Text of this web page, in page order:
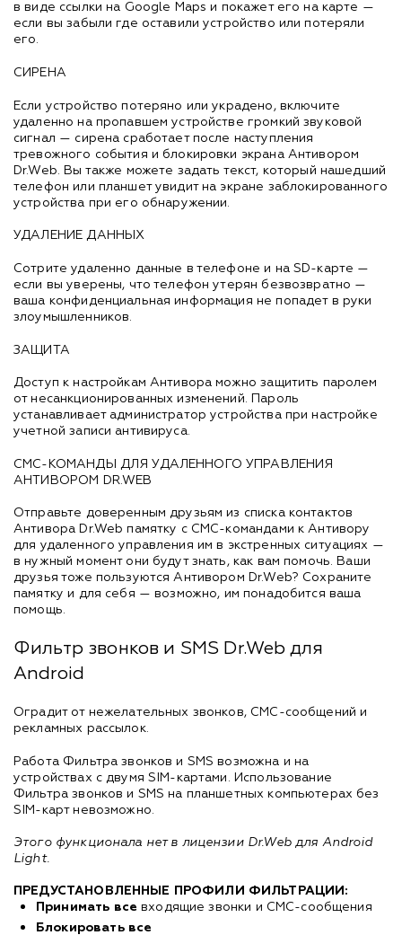
в виде ссылки на Google Maps и покажет его на карте —
если вы забыли где оставили устройство или потеряли
его.
СИРЕНА
Если устройство потеряно или украдено, включите
удаленно на пропавшем устройстве громкий звуковой
сигнал — сирена сработает после наступления
тревожного события и блокировки экрана Антивором
Dr.Web. Вы также можете задать текст, который нашедший
телефон или планшет увидит на экране заблокированного
устройства при его обнаружении.
УДАЛЕНИЕ ДАННЫХ
Сотрите удаленно данные в телефоне и на SD-карте —
если вы уверены, что телефон утерян безвозвратно —
ваша конфиденциальная информация не попадет в руки
злоумышленников.
ЗАЩИТА
Доступ к настройкам Антивора можно защитить паролем
от несанкционированных изменений. Пароль
устанавливает администратор устройства при настройке
учетной записи антивируса.
СМС-КОМАНДЫ ДЛЯ УДАЛЕННОГО УПРАВЛЕНИЯ
АНТИВОРОМ DR.WEB
Отправьте доверенным друзьям из списка контактов
Антивора Dr.Web памятку с СМС-командами к Антивору
для удаленного управления им в экстренных ситуациях —
в нужный момент они будут знать, как вам помочь. Ваши
друзья тоже пользуются Антивором Dr.Web? Сохраните
памятку и для себя — возможно, им понадобится ваша
помощь.
Фильтр звонков и SMS Dr.Web для
Android
Оградит от нежелательных звонков, СМС-сообщений и
рекламных рассылок.
Работа Фильтра звонков и SMS возможна и на
устройствах с двумя SIM-картами. Использование
Фильтра звонков и SMS на планшетных компьютерах без
SIM-карт невозможно.
Этого функционала нет в лицензии Dr.Web для Android
Light.
ПРЕДУСТАНОВЛЕННЫЕ ПРОФИЛИ ФИЛЬТРАЦИИ:
Принимать все входящие звонки и СМС-сообщения
Блокировать все